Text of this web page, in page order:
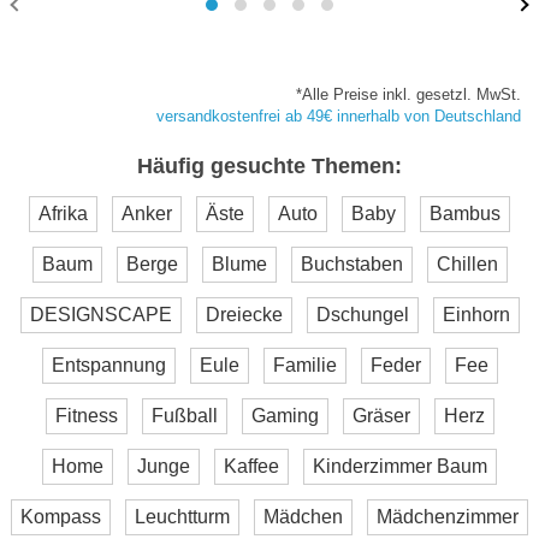
*Alle Preise inkl. gesetzl. MwSt.
versandkostenfrei ab 49€ innerhalb von Deutschland
Häufig gesuchte Themen:
Afrika Anker Äste Auto Baby Bambus
Baum Berge Blume Buchstaben Chillen
DESIGNSCAPE Dreiecke Dschungel Einhorn
Entspannung Eule Familie Feder Fee
Fitness Fußball Gaming Gräser Herz
Home Junge Kaffee Kinderzimmer Baum
Kompass Leuchtturm Mädchen Mädchenzimmer